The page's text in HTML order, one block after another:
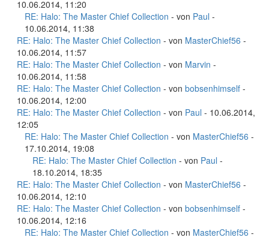
10.06.2014, 11:20
RE: Halo: The Master Chief Collection - von Paul -
10.06.2014, 11:38
RE: Halo: The Master Chief Collection - von MasterChief56 -
10.06.2014, 11:57
RE: Halo: The Master Chief Collection - von Marvin -
10.06.2014, 11:58
RE: Halo: The Master Chief Collection - von bobsenhimself -
10.06.2014, 12:00
RE: Halo: The Master Chief Collection - von Paul - 10.06.2014,
12:05
RE: Halo: The Master Chief Collection - von MasterChief56 -
17.10.2014, 19:08
RE: Halo: The Master Chief Collection - von Paul -
18.10.2014, 18:35
RE: Halo: The Master Chief Collection - von MasterChief56 -
10.06.2014, 12:10
RE: Halo: The Master Chief Collection - von bobsenhimself -
10.06.2014, 12:16
RE: Halo: The Master Chief Collection - von MasterChief56 -